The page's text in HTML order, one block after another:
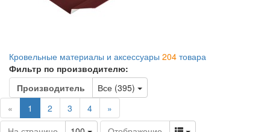
Кровельные материалы и аксессуары 204 товара
Фильтр по производителю:
Производитель
Все (395) Toggle Dropdown
«
1 (current)
2 3 4
»